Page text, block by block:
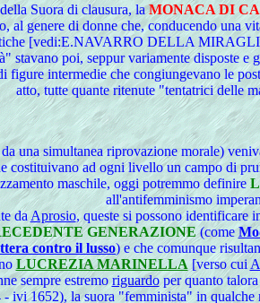
Suora di clausura, laMONACA DI
genere di donne che, conducendo una
[vedi:E.NAVARRO DELLA
poi, seppur variamente disposte
figure intermedie che congiungevano le
atto, tutte quante ritenute "tentatrici delle
una simultanea riprovazione morale)
ad ogni livello un campo di
maschile, oggi potremmo definire
all'antifemminismo
daAprosio, queste si possono identificare
GENERAZIONE(come
contro il lusso) e che comunque
LUCREZIA MARINELLA [verso cui
sempre estremoriguardoper quanto
ivi 1652), la suora "femminista" in qualche